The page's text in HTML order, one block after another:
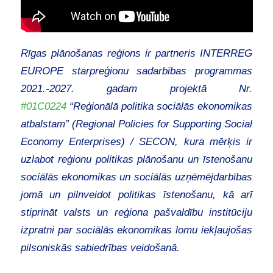
Rīgas plānošanas reģions ir partneris INTERREG
EUROPE starpreģionu sadarbības programmas
2021.-2027. gadam projektā Nr.
#01C0224“Reģionālā politika sociālās ekonomikas
atbalstam” (Regional Policies for Supporting Social
Economy Enterprises) / SECON, kura mērķis ir
uzlabot reģionu politikas plānošanu un īstenošanu
sociālās ekonomikas un sociālās uzņēmējdarbības
jomā un pilnveidot politikas īstenošanu, kā arī
stiprināt valsts un reģiona pašvaldību institūciju
izpratni par sociālās ekonomikas lomu iekļaujošas
pilsoniskās sabiedrības veidošanā.